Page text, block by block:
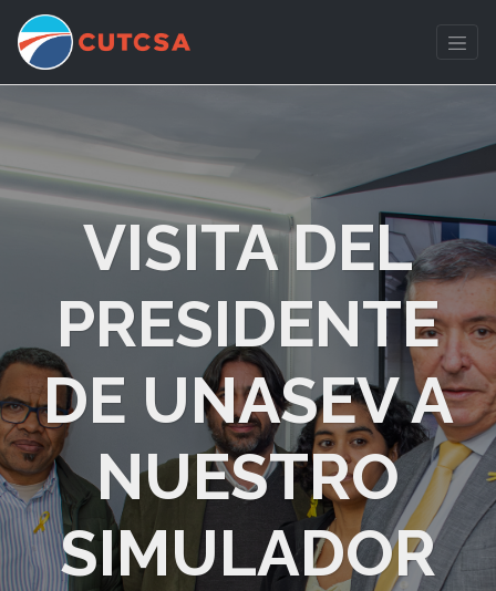
VISITA DEL
PRESIDENTE
DE UNASEV A
NUESTRO
SIMULADOR